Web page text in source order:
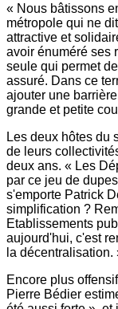
« Nous bâtissons
métropole qui ne
attractive et
avoir énuméré ses
seule qui permet
assuré. Dans ce
ajouter une
grande et petite
Les deux hôtes du
de leurs
deux ans. « Les
par ce jeu de
s'emporte Patrick
simplification ?
Etablissements
aujourd'hui, c'est
la décentralisation.
Encore plus
Pierre Bédier